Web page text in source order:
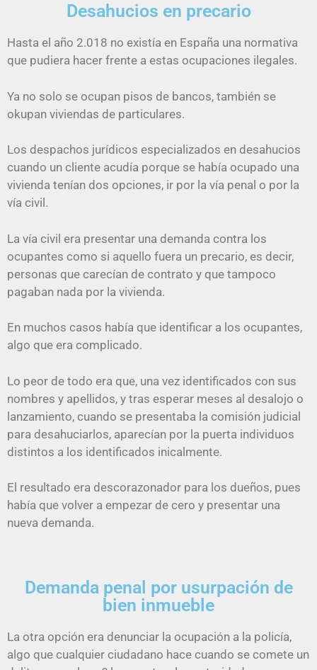
Desahucios en precario
Hasta el año 2.018 no existía en España una normativa
que pudiera hacer frente a estas ocupaciones ilegales.
Ya no solo se ocupan pisos de bancos, también se
okupan viviendas de particulares.
Los despachos jurídicos especializados en desahucios
cuando un cliente acudía porque se había ocupado una
vivienda tenían dos opciones, ir por la vía penal o por la
vía civil.
La vía civil era presentar una demanda contra los
ocupantes como si aquello fuera un precario, es decir,
personas que carecían de contrato y que tampoco
pagaban nada por la vivienda.
En muchos casos había que identificar a los ocupantes,
algo que era complicado.
Lo peor de todo era que, una vez identificados con sus
nombres y apellidos, y tras esperar meses al desalojo o
lanzamiento, cuando se presentaba la comisión judicial
para desahuciarlos, aparecían por la puerta individuos
distintos a los identificados inicalmente.
El resultado era descorazonador para los dueños, pues
había que volver a empezar de cero y presentar una
nueva demanda.
Demanda penal por usurpación de
bien inmueble
La otra opción era denunciar la ocupación a la policía,
algo que cualquier ciudadano hace cuando se comete un